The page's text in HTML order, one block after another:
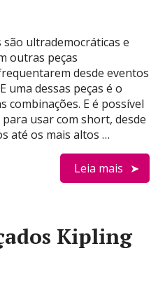
ultrademocráticas e
outras peças
desde eventos
uma dessas peças é o
combinações. E é possível
usar com short, desde
até os mais altos …
Leia mais
Kipling